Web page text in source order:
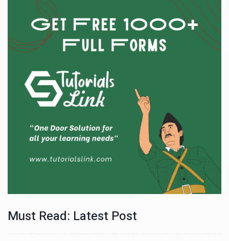
Must Read: Latest Post